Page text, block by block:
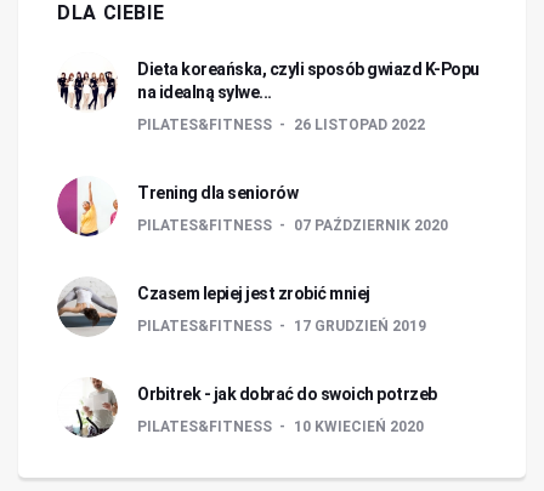
DLA CIEBIE
Dieta koreańska, czyli sposób gwiazd K-Popu
na idealną sylwe...
PILATES&FITNESS 26 LISTOPAD 2022
Trening dla seniorów
PILATES&FITNESS 07 PAŹDZIERNIK 2020
Czasem lepiej jest zrobić mniej
PILATES&FITNESS 17 GRUDZIEŃ 2019
Orbitrek - jak dobrać do swoich potrzeb
PILATES&FITNESS 10 KWIECIEŃ 2020